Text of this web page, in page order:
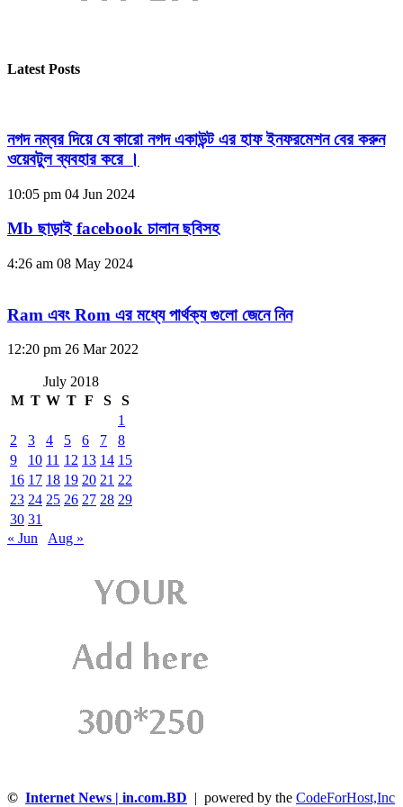
Latest Posts
নগদ নম্বর দিয়ে যে কারো নগদ একাউন্ট এর হাফ ইনফরমেশন বের করুন
ওয়েবটুল ব্যবহার করে ।
10:05 pm 04 Jun 2024
Mb ছাড়াই facebook চালান ছবিসহ
4:26 am 08 May 2024
Ram এবং Rom এর মধ্যে পার্থক্য গুলো জেনে নিন
12:20 pm 26 Mar 2022
July 2018
M T W T F S
S
1
2
3 4 5 6 7
8
9
10 11 12 13 14 15
16 17 18 19 20 21 22
23 24 25 26 27 28 29
30 31
« Jun
Aug »
© Internet News | in.com.BD | powered by the CodeForHost,Inc